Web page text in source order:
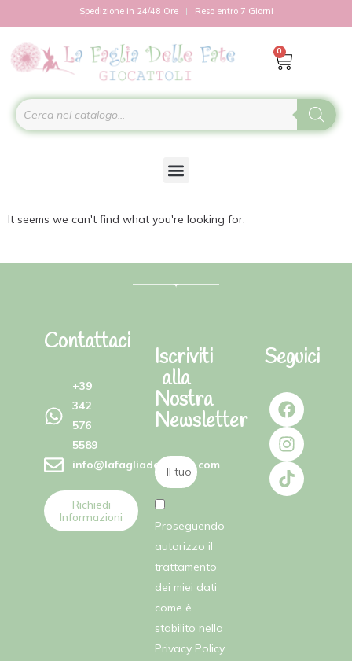
Spedizione in 24/48 Ore Reso entro 7 Giorni
0
It seems we can't find what you're looking for.
Contattaci
+39
342
576
5589
info@lafagliadellefate.com
Richiedi
Informazioni
Iscriviti
alla
Nostra
Newsletter
Proseguendo
autorizzo il
trattamento
dei miei dati
come è
stabilito nella
Privacy Policy
Seguici